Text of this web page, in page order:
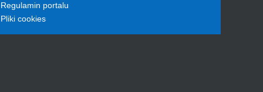
Regulamin portalu
Pliki cookies